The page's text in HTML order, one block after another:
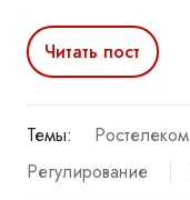
Читать пост
Темы: Ростелеком
Регулирование